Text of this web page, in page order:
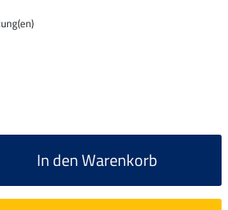
In den Warenkorb